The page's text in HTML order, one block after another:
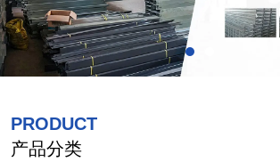
PRODUCT
产品分类